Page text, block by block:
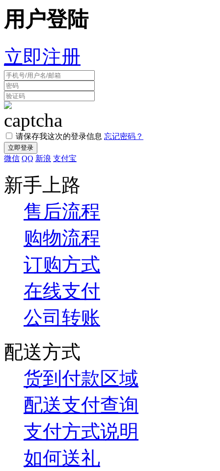
用户登陆
立即注册
请保存我这次的登录信息 忘记密码？
微信 QQ 新浪 支付宝
新手上路
售后流程
购物流程
订购方式
在线支付
公司转账
配送方式
货到付款区域
配送支付查询
支付方式说明
如何送礼